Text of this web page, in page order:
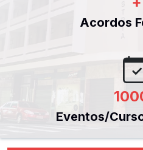
Acordos
Eventos/